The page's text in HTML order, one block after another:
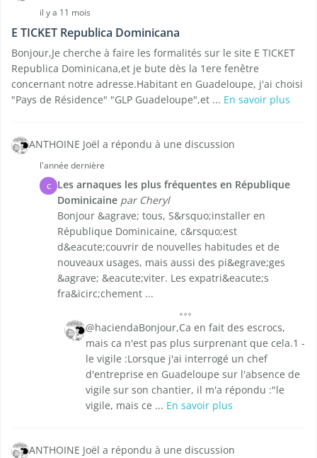
il y a 11 mois
E TICKET Republica Dominicana
Bonjour,Je cherche à faire les formalités sur le site E TICKET
Republica Dominicana,et je bute dès la 1ere fenêtre
concernant notre adresse.Habitant en Guadeloupe, j'ai choisi
"Pays de Résidence" "GLP Guadeloupe",et ... En savoir plus
ANTHOINE Joël a répondu à une discussion
l'année dernière
C
Les arnaques les plus fréquentes en République
Dominicaine par Cheryl
Bonjour &agrave; tous, S&rsquo;installer en
République Dominicaine, c&rsquo;est
d&eacute;couvrir de nouvelles habitudes et de
nouveaux usages, mais aussi des pi&egrave;ges
&agrave; &eacute;viter. Les expatri&eacute;s
fra&icirc;chement ...
@haciendaBonjour,Ca en fait des escrocs,
mais ca n'est pas plus surprenant que cela.1 -
le vigile :Lorsque j'ai interrogé un chef
d'entreprise en Guadeloupe sur l'absence de
vigile sur son chantier, il m'a répondu :"le
vigile, mais ce ... En savoir plus
ANTHOINE Joël a répondu à une discussion